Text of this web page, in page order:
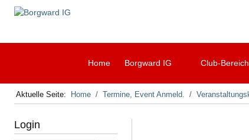
Home Borgward IG Club-Bereich
Aktuelle Seite: Home Termine, Event Anmeld.
Login